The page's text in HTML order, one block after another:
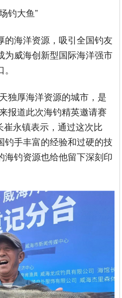
钓大鱼”
的海洋资源，吸引全国钓友
为威海创新型国际海洋强市
独厚海洋资源的城市，是
报道此次海钓精英邀请赛
永镇表示，通过这次比
钓手丰富的经验和过硬的技
海钓资源也给他留下深刻印